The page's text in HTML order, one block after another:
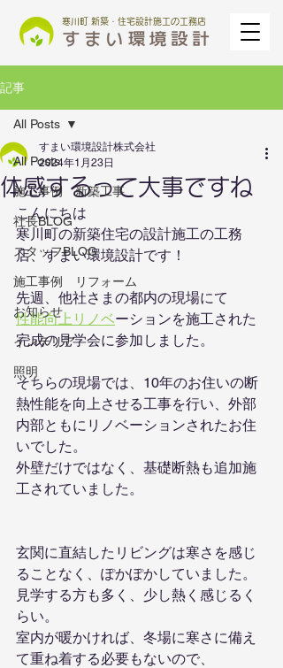
寒川町 新築・住宅設計施工の工務店
記事
All Posts
施工事例 新築工事
社長BLOG
スタッフBLOG
施工事例 リフォーム
お知らせ
インテリア
照明
All Posts
体感するって大事ですね
すまい環境設計株式会社
2024年1月23日
こんにちは
寒川町の新築住宅の設計施工の工務
店、すまい環境設計です！
先週、他社さまの都内の現場にて
性能向上リノベーションを施工された
完成の見学会に参加しました。
そちらの現場では、10年のお住いの断
熱性能を向上させる工事を行い、外部
内部ともにリノベーションされたお住
いでした。
外壁だけではなく、基礎断熱も追加施
工されていました。
玄関に直結したリビングは寒さを感じ
ることなく、ぽかぽかしていました。
見学する方も多く、少し熱く感じるく
らい。
室内が暖かければ、冬場に寒さに備え
て重ね着する必要もないので、